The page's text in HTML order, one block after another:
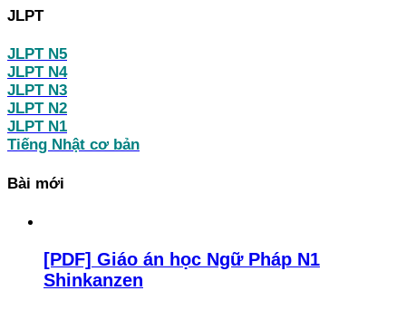
JLPT
JLPT N5
JLPT N4
JLPT N3
JLPT N2
JLPT N1
Tiếng Nhật cơ bản
Bài mới
[PDF] Giáo án học Ngữ Pháp N1
Shinkanzen